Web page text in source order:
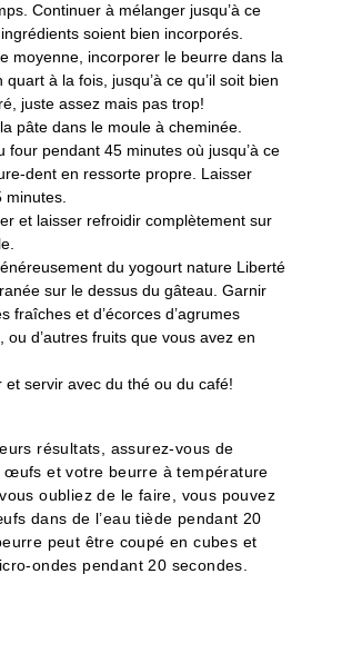
Continuer à mélanger jusqu’à ce
soient bien incorporés.
moyenne, incorporer le beurre dans la
quart à la fois, jusqu’à ce qu’il soit bien
juste assez mais pas trop!
pâte dans le moule à cheminée.
four pendant 45 minutes où jusqu’à ce
dent en ressorte propre. Laisser
minutes.
et laisser refroidir complètement sur
du yogourt nature Liberté
sur le dessus du gâteau. Garnir
fraîches et d’écorces d’agrumes
ou d’autres fruits que vous avez en
et servir avec du thé ou du café!
résultats, assurez-vous de
œufs et votre beurre à température
oubliez de le faire, vous pouvez
dans de l’eau tiède pendant 20
peut être coupé en cubes et
ondes pendant 20 secondes.